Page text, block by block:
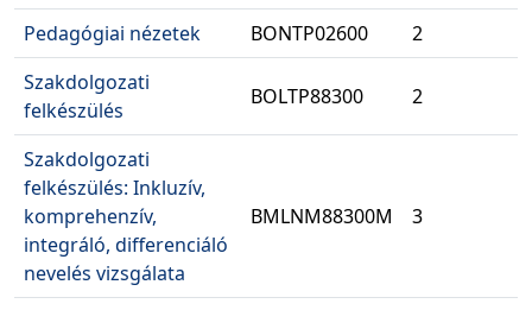
Pedagógiai nézetek BONTP02600
2
Szakdolgozati
felkészülés
BOLTP88300 2
Szakdolgozati
felkészülés: Inkluzív,
komprehenzív,
integráló, differenciáló
nevelés vizsgálata
BMLNM88300M 3